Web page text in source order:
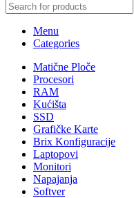
Menu
Categories
Matične Ploče
Procesori
RAM
Kućišta
SSD
Grafičke Karte
Brix Konfiguracije
Laptopovi
Monitori
Napajanja
Softver